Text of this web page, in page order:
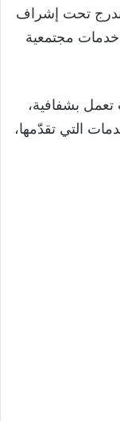
تندرج تحت إشراف
مجتمعية
بشفافية،
التي تقدّمها،